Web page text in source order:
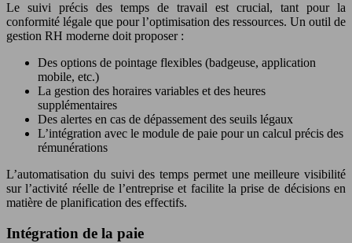
Le suivi précis des temps de travail est crucial, tant pour la
conformité légale que pour l’optimisation des ressources. Un outil de
gestion RH moderne doit proposer :
Des options de pointage flexibles (badgeuse, application
mobile, etc.)
La gestion des horaires variables et des heures
supplémentaires
Des alertes en cas de dépassement des seuils légaux
L’intégration avec le module de paie pour un calcul précis des
rémunérations
L’automatisation du suivi des temps permet une meilleure visibilité
sur l’activité réelle de l’entreprise et facilite la prise de décisions en
matière de planification des effectifs.
Intégration de la paie